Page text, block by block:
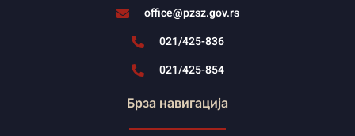
office@pzsz.gov.rs
021/425-836
021/425-854
Брза навигација